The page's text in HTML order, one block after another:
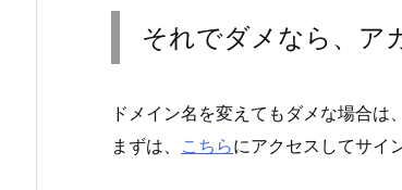
それでダメなら、ア
ドメイン名を変えてもダメな場合は
まずは、 こちらにアクセスしてサイ